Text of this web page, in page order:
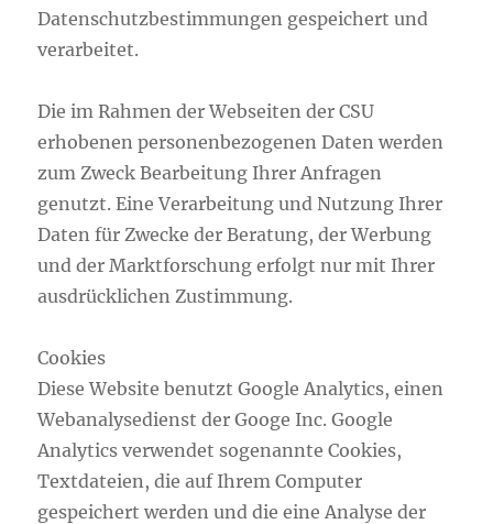
Datenschutzbestimmungen gespeichert und
verarbeitet.
Die im Rahmen der Webseiten der CSU
erhobenen personenbezogenen Daten werden
zum Zweck Bearbeitung Ihrer Anfragen
genutzt. Eine Verarbeitung und Nutzung Ihrer
Daten für Zwecke der Beratung, der Werbung
und der Marktforschung erfolgt nur mit Ihrer
ausdrücklichen Zustimmung.
Cookies
Diese Website benutzt Google Analytics, einen
Webanalysedienst der Googe Inc. Google
Analytics verwendet sogenannte Cookies,
Textdateien, die auf Ihrem Computer
gespeichert werden und die eine Analyse der